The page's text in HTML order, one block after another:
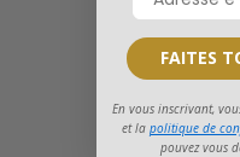
FAITES
En vous inscrivant,
et la politique de
pouvez vous